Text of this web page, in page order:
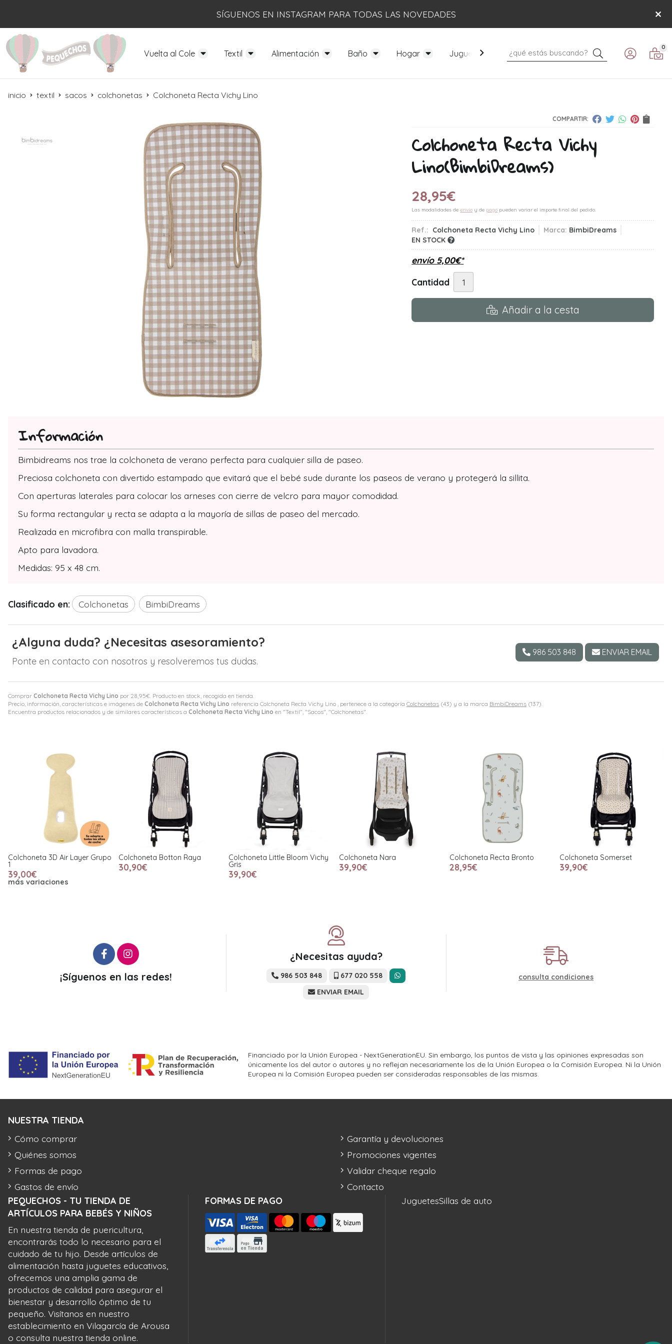
SÍGUENOS EN INSTAGRAM PARA TODAS LAS NOVEDADES
Vuelta al Cole Textil Alimentación Baño Hogar Juguetes Mobiliario Paseo Verano
Buscar 0
inicio textil sacos colchonetas Colchoneta Recta Vichy Lino
COMPARTIR:
Colchoneta Recta Vichy
Lino(BimbiDreams)
28,95€
Las modalidades deenvío y de pago pueden variar el importe final del pedido.
Ref.: Colchoneta Recta Vichy Lino Marca: BimbiDreams
EN STOCK
envío 5,00€*
Cantidad
Añadir a la cesta
Comprar Colchoneta Recta Vichy Lino por 28,95€ . Producto en stock, recogida en tienda.
Precio, información, características e imágenes de Colchoneta Recta Vichy Lino referencia Colchoneta Recta Vichy Lino , pertenece a la categoría Colchonetas (43) y a la marca BimbiDreams (137).
Encuentra productos relacionados y de similares características a Colchoneta Recta Vichy Lino en "Textil", "Sacos", "Colchonetas".
Información
Bimbidreams nos trae la colchoneta de verano perfecta para cualquier silla de paseo.
Preciosa colchoneta con divertido estampado que evitará que el bebé sude durante los paseos de verano y protegerá la sillita.
Con aperturas laterales para colocar los arneses con cierre de velcro para mayor comodidad.
Su forma rectangular y recta se adapta a la mayoría de sillas de paseo del mercado.
Realizada en microfibra con malla transpirable.
Apto para lavadora.
Medidas: 95 x 48 cm.
Clasificado en: Colchonetas BimbiDreams
¿Alguna duda? ¿Necesitas asesoramiento?
Ponte en contacto con nosotros y resolveremos tus dudas.
986 503 848 ENVIAR EMAIL
Colchoneta 3D Air Layer Grupo
1
39,00€
más variaciones
Colchoneta Botton Raya
30,90€
Colchoneta Little Bloom Vichy
Gris
39,90€
Colchoneta Nara
39,90€
Colchoneta Recta Bronto
28,95€
Colchoneta Somerset
39,90€
¡Síguenos en las redes!
¿Necesitas ayuda?
986 503 848
677 020 558
ENVIAR EMAIL
consulta condiciones
Financiado por la Unión Europea - NextGenerationEU. Sin embargo, los puntos de vista y las opiniones expresadas son
únicamente los del autor o autores y no reflejan necesariamente los de la Unión Europea o la Comisión Europea. Ni la Unión
Europea ni la Comisión Europea pueden ser consideradas responsables de las mismas.
PEQUECHOS - TU TIENDA DE
ARTÍCULOS PARA BEBÉS Y NIÑOS
En nuestra tienda de puericultura,
encontrarás todo lo necesario para el
cuidado de tu hijo. Desde artículos de
alimentación hasta juguetes educativos,
ofrecemos una amplia gama de
productos de calidad para asegurar el
bienestar y desarrollo óptimo de tu
pequeño. Visítanos en nuestro
establecimiento en Vilagarcía de Arousa
o consulta nuestra tienda online.
FORMAS DE PAGO
NUESTRA TIENDA
Cómo comprar
Quiénes somos
Formas de pago
Gastos de envío
Garantía y devoluciones
Promociones vigentes
Validar cheque regalo
Contacto
JuguetesSillas de auto